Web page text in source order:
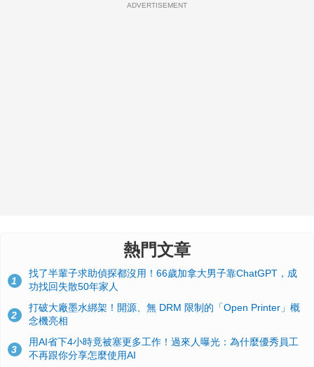
ADVERTISEMENT
熱門文章
1
找了半輩子求助偵探都沒用！66歲加拿大男子靠ChatGPT，成
功找回失散50年家人
2
打破大廠墨水綁架！開源、無 DRM 限制的「Open Printer」概
念機亮相
3
用AI省下4小時竟被塞更多工作！過來人曝光：為什麼優秀員工
不再跟你分享怎麼使用AI